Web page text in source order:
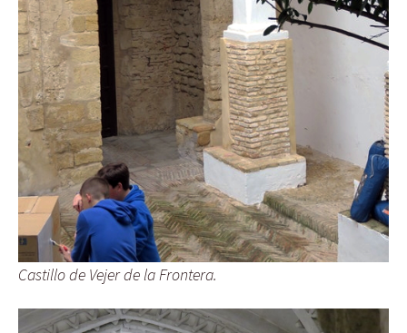
Castillo de Vejer de la Frontera.